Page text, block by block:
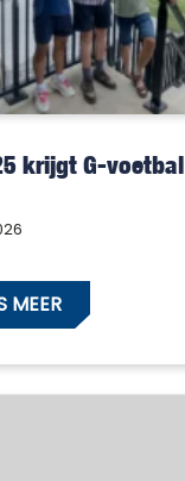
krijgt G-voetbal
MEER